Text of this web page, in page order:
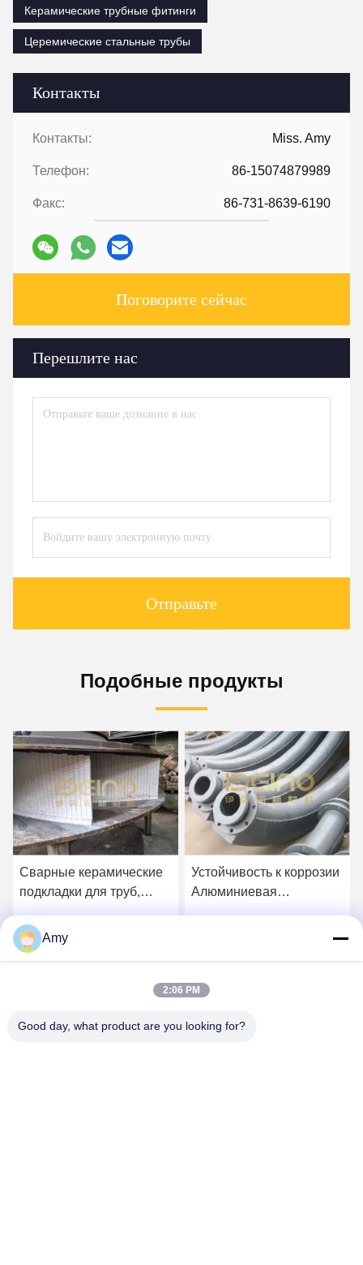
Контакты
Контакты: Miss. Amy
Телефон: 86-15074879989
Факс: 86-731-8639-6190
Поговорите сейчас
Перешлите нас
Отправьте
Керамические трубные фитинги
Церемические стальные трубы
Подобные продукты
Сварные керамические
подкладки для труб,
Получите самую
Устойчивость к коррозии
Алюминиевая
Amy
2:06 PM
Good day, what product are you looking for?